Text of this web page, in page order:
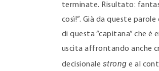
terminate. Risultato:
così!”. Già da queste
di questa “capitana” che è
uscita affrontando anche
decisionale strong e al